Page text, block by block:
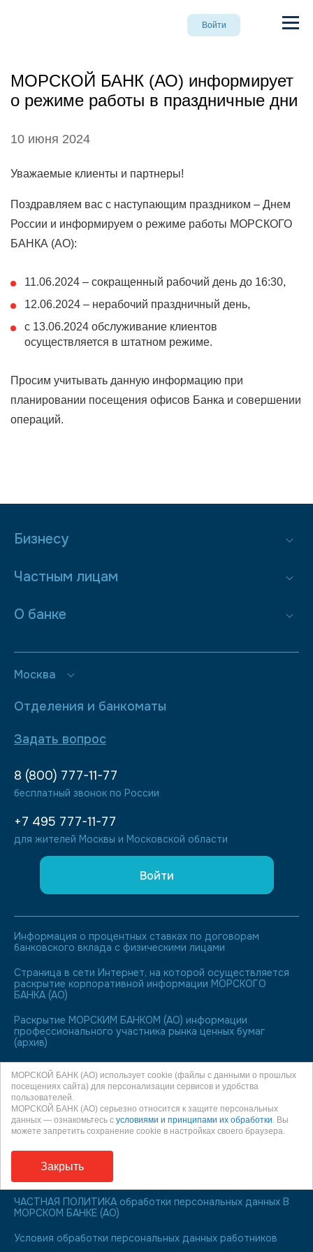
Войти
МОРСКОЙ БАНК (АО) информирует
о режиме работы в праздничные дни
10 июня 2024
Уважаемые клиенты и партнеры!
Поздравляем вас с наступающим праздником – Днем
России и информируем о режиме работы МОРСКОГО
БАНКА (АО):
11.06.2024 – сокращенный рабочий день до 16:30,
12.06.2024 – нерабочий праздничный день,
с 13.06.2024 обслуживание клиентов
осуществляется в штатном режиме.
Просим учитывать данную информацию при
планировании посещения офисов Банка и совершении
операций.
Бизнесу
Частным лицам
О банке
Москва
Отделения и банкоматы
Задать вопрос
8 (800) 777-11-77
бесплатный звонок по России
+7 495 777-11-77
для жителей Москвы и Московской области
Войти
Информация о процентных ставках по договорам
банковского вклада с физическими лицами
Страница в сети Интернет, на которой осуществляется
раскрытие корпоративной информации МОРСКОГО
БАНКА (АО)
Раскрытие МОРСКИМ БАНКОМ (АО) информации
профессионального участника рынка ценных бумаг
(архив)
Лицо, ответственное за полноту, достоверность и
актуальность публикуемых на Web-сайте сведений
МОРСКОЙ БАНК является участником системы
обязательного страхования вкладов
уполномоченному
Информация для заемщиков
ЧАСТНАЯ ПОЛИТИКА обработки персональных данных В
МОРСКОМ БАНКЕ (АО)
Условия обработки персональных данных работников
МОРСКОЙ БАНК (АО) использует cookie (файлы с данными о прошлых
посещениях сайта) для персонализации сервисов и удобства
пользователей.
МОРСКОЙ БАНК (АО) серьезно относится к защите персональных
данных — ознакомьтесь с условиями и принципами их обработки. Вы
можете запретить сохранение cookie в настройках своего браузера.
Закрыть